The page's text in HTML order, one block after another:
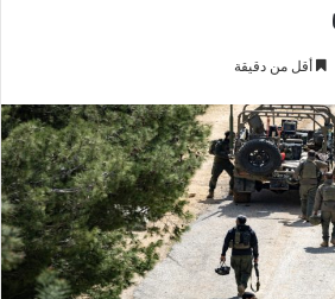
أقل من دقيقة